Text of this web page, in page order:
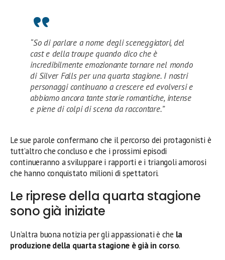
“So di parlare a nome degli sceneggiatori, del
cast e della troupe quando dico che è
incredibilmente emozionante tornare nel mondo
di Silver Falls per una quarta stagione. I nostri
personaggi continuano a crescere ed evolversi e
abbiamo ancora tante storie romantiche, intense
e piene di colpi di scena da raccontare.”
Le sue parole confermano che il percorso dei protagonisti è
tutt’altro che concluso e che i prossimi episodi
continueranno a sviluppare i rapporti e i triangoli amorosi
che hanno conquistato milioni di spettatori.
Le riprese della quarta stagione
sono già iniziate
Un’altra buona notizia per gli appassionati è che la
produzione della quarta stagione è già in corso.